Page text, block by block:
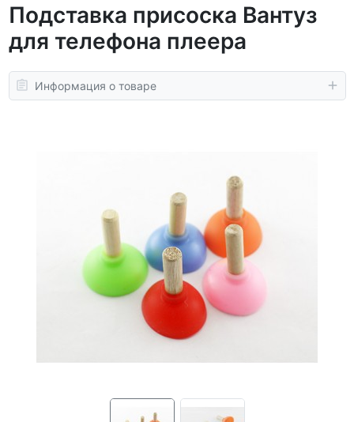
Подставка присоска Вантуз
для телефона плеера
Информация о товаре